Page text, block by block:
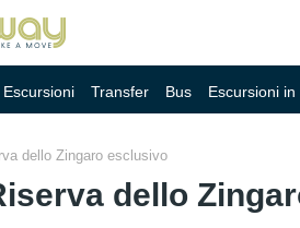
Escursioni Transfer Bus Escursioni
dello Zingaro esclusivo
dello